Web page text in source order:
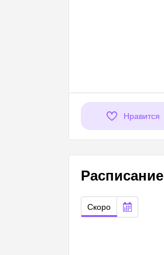
Нравится
Расписание
Скоро